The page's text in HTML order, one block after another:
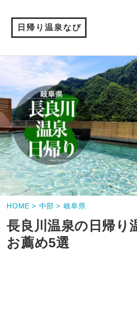
日帰り温泉なび
HOME > 中部 > 岐阜県
長良川温泉の日帰り
お薦め5選